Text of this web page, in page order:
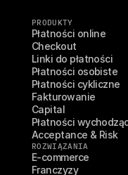
PRODUKTY
Płatności online
Checkout
Linki do płatności
Płatności osobiste
Płatności cykliczne
Fakturowanie
Capital
Płatności
Acceptance & Risk
ROZWIĄZANIA
E-commerce
Franczyzy